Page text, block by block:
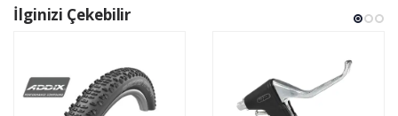
İlginizi Çekebilir